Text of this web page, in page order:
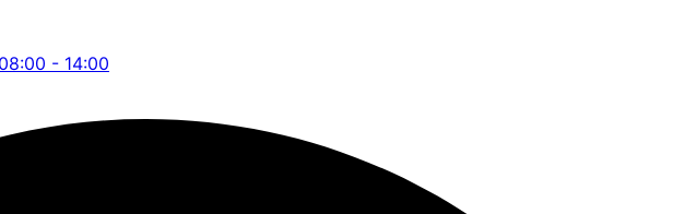
- 14:00